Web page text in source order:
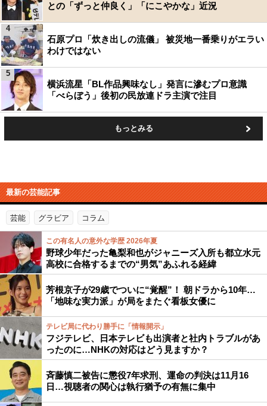
との「ずっと仲良く」「にこやかな」近況
石原プロ「炊き出しの流儀」 被災地一番乗りがエラい
わけではない
4
横浜流星「BL作品興味なし」発言に滲むプロ意識
「べらぼう」後初の民放連ドラ主演で注目
5
もっとみる
最新の芸能記事
芸能 グラビア コラム
この有名人の意外な学歴 2026年夏
野球少年だった亀梨和也がジャニーズ入所も都立水元
高校に合格するまでの“男気”あふれる経緯
芳根京子が29歳でついに“覚醒”！ 朝ドラから10年…
「地味な実力派」が局をまたぐ看板女優に
テレビ局に代わり勝手に「情報開示」
フジテレビ、日本テレビも出演者と社内トラブルがあ
ったのに…NHKの対応はどう見ますか？
斉藤慎二被告に懲役7年求刑、運命の判決は11月16
日…視聴者の関心は執行猶予の有無に集中